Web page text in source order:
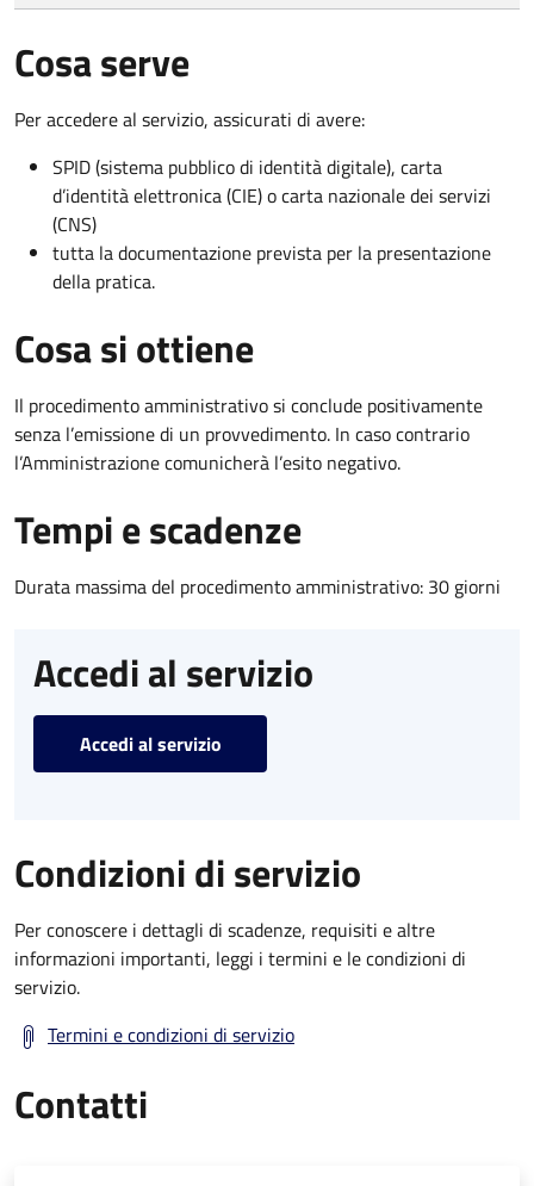
Cosa serve
Per accedere al servizio, assicurati di avere:
SPID (sistema pubblico di identità digitale), carta
d’identità elettronica (CIE) o carta nazionale dei servizi
(CNS)
tutta la documentazione prevista per la presentazione
della pratica.
Cosa si ottiene
Il procedimento amministrativo si conclude positivamente
senza l’emissione di un provvedimento. In caso contrario
l’Amministrazione comunicherà l’esito negativo.
Tempi e scadenze
Durata massima del procedimento amministrativo: 30 giorni
Accedi al servizio
Accedi al servizio
Condizioni di servizio
Per conoscere i dettagli di scadenze, requisiti e altre
informazioni importanti, leggi i termini e le condizioni di
servizio.
Termini e condizioni di servizio
Contatti